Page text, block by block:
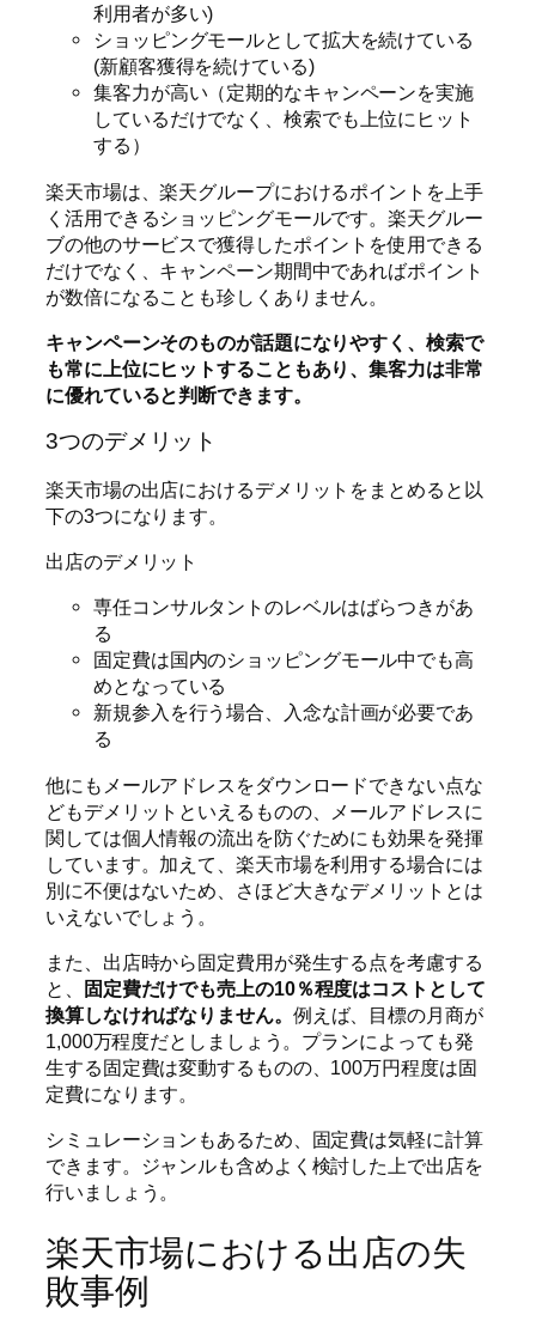
利用者が多い)
ショッピングモールとして拡大を続けている
(新顧客獲得を続けている)
集客力が高い（定期的なキャンペーンを実施
しているだけでなく、検索でも上位にヒット
する）
楽天市場は、楽天グループにおけるポイントを上手
く活用できるショッピングモールです。楽天グルー
ブの他のサービスで獲得したポイントを使用できる
だけでなく、キャンペーン期間中であればポイント
が数倍になることも珍しくありません。
キャンペーンそのものが話題になりやすく、検索で
も常に上位にヒットすることもあり、集客力は非常
に優れていると判断できます。
3つのデメリット
楽天市場の出店におけるデメリットをまとめると以
下の3つになります。
出店のデメリット
専任コンサルタントのレベルはばらつきがあ
る
固定費は国内のショッピングモール中でも高
めとなっている
新規参入を行う場合、入念な計画が必要であ
る
他にもメールアドレスをダウンロードできない点な
どもデメリットといえるものの、メールアドレスに
関しては個人情報の流出を防ぐためにも効果を発揮
しています。加えて、楽天市場を利用する場合には
別に不便はないため、さほど大きなデメリットとは
いえないでしょう。
また、出店時から固定費用が発生する点を考慮する
と、
固定費だけでも売上の10％程度はコストとして
換算しなければなりません。 例えば、目標の月商が
1,000万程度だとしましょう。プランによっても発
生する固定費は変動するものの、100万円程度は固
定費になります。
シミュレーションもあるため、固定費は気軽に計算
できます。ジャンルも含めよく検討した上で出店を
行いましょう。
楽天市場における出店の失
敗事例